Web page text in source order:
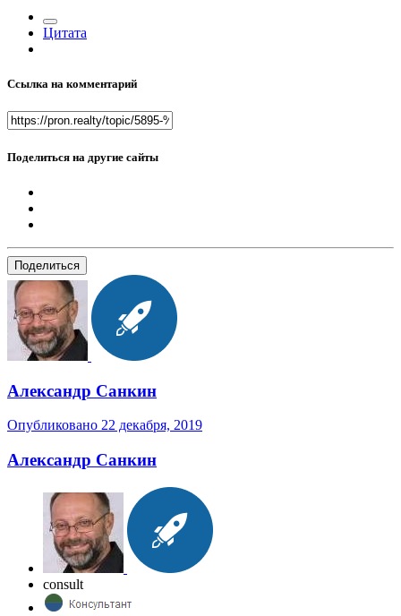
Цитата
Ссылка на комментарий
Поделиться на другие сайты
Поделиться
Александр Санкин
Опубликовано 22 декабря, 2019
Александр Санкин
consult